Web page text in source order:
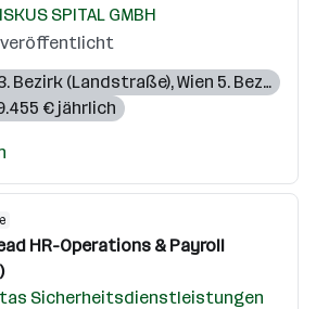
SPITAL GMBH
veröffentlicht
Bezirk (Landstraße),Wien 5. Bezirk (Margareten)
€ jährlich
HR-Operations & Payroll
Sicherheitsdienstleistungen